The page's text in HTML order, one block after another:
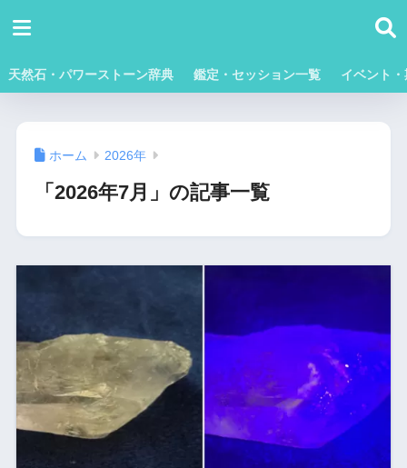
天然石・パワーストーン辞典 鑑定・セッション一覧 イベント
ホーム 2026年
「2026年7月」の記事一覧